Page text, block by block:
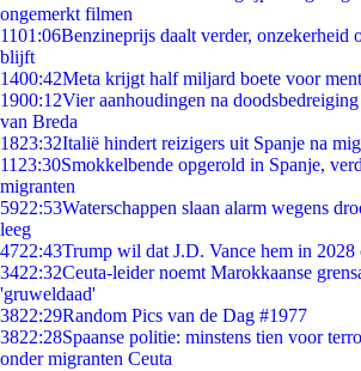
ongemerkt filmen
1101:06Benzineprijs daalt verder, onzekerheid
blijft
1400:42Meta krijgt half miljard boete voor
1900:12Vier aanhoudingen na
van Breda
1823:32Italië hindert reizigers uit Spanje na
11 23:30Smokkelbende opgerold in Spanje,
migranten
5922:53Waterschappen slaan alarm wegens
leeg
4722:43Trump wil dat J.D. Vance hem in 2028
3422:32Ceuta-leider noemt Marokkaanse
'gruweldaad'
3822:29Random Pics van de Dag #1977
3822:28Spaanse politie: minstens tien voor
onder migranten Ceuta